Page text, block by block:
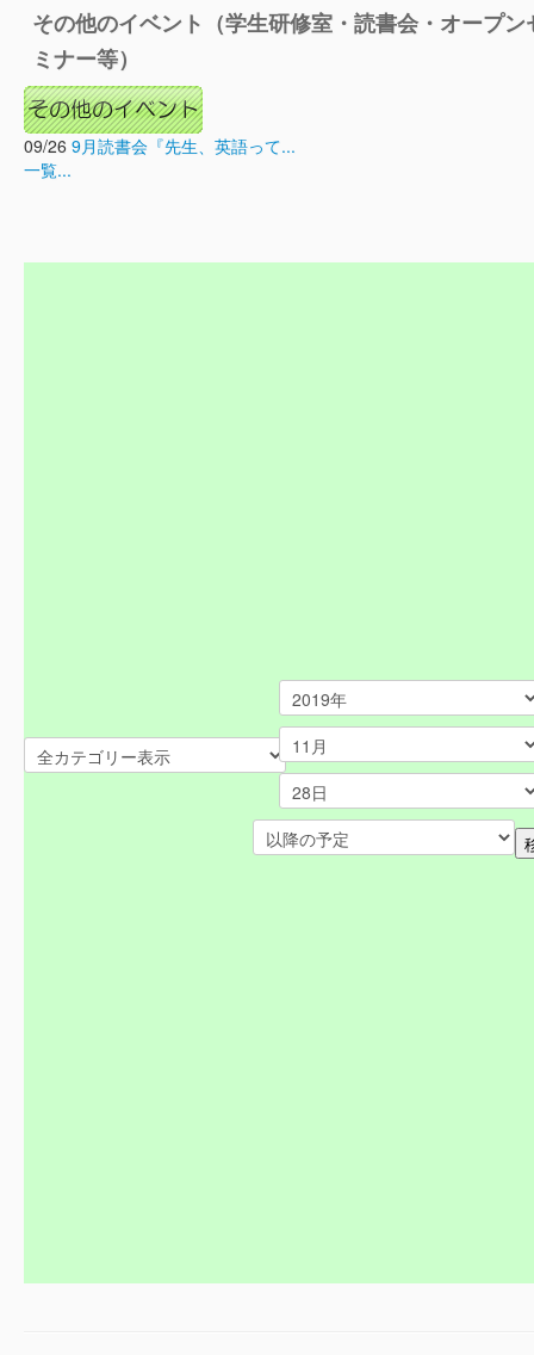
その他のイベント（学生研修室・読書会・オープン
ミナー等）
09/26 9月読書会『先生、英語って...
一覧...